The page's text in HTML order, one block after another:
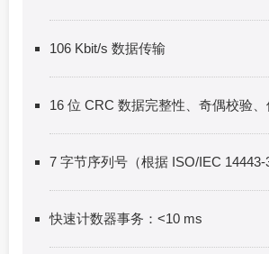
106 Kbit/s 数据传输
16 位 CRC 数据完整性、奇偶校验
7 字节序列号（根据 ISO/IEC 14443-
快速计数器事务：<10 ms